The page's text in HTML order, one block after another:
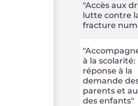
"Accès aux
lutte contre
fracture
à la scolarité:
réponse à la
demande
parents et
des enfants"